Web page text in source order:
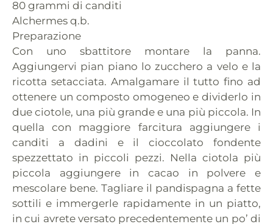
80 grammi di canditi
Alchermes q.b.
Preparazione
Con uno sbattitore montare la panna.
Aggiungervi pian piano lo zucchero a velo e la
ricotta setacciata. Amalgamare il tutto fino ad
ottenere un composto omogeneo e dividerlo in
due ciotole, una più grande e una più piccola. In
quella con maggiore farcitura aggiungere i
canditi a dadini e il cioccolato fondente
spezzettato in piccoli pezzi. Nella ciotola più
piccola aggiungere in cacao in polvere e
mescolare bene. Tagliare il pandispagna a fette
sottili e immergerle rapidamente in un piatto,
in cui avrete versato precedentemente un po’ di